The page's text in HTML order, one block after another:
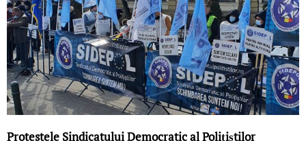
Protestele Sindicatului Democratic al Polițiștilor